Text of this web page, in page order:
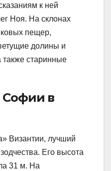
к ней
Ноя. На склонах
пещер,
долины и
старинные
Софии в
Византии, лучший
Его высота
31 м. На